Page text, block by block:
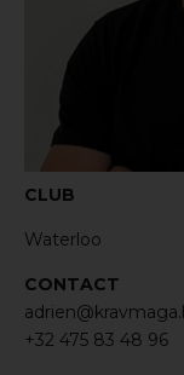
CLUB
Waterloo
CONTACT
+32 475 83 48 96